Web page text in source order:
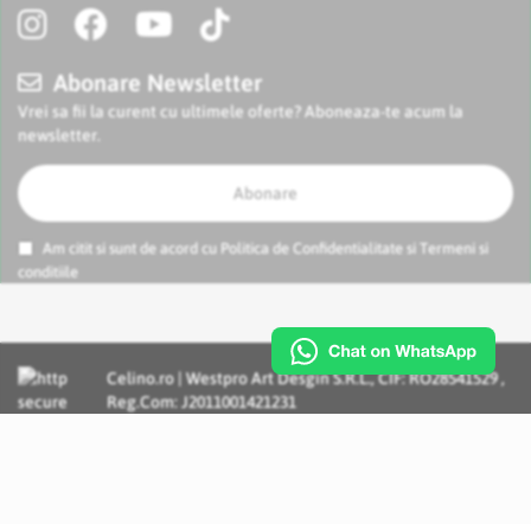
Abonare Newsletter
Vrei sa fii la curent cu ultimele oferte? Aboneaza-te acum la
newsletter.
Abonare
Am citit si sunt de acord cu Politica de Confidentialitate si
Termeni si
conditiile
Celino.ro | Westpro Art Desgin S.R.L., CIF: RO28541529 ,
Reg.Com: J2011001421231